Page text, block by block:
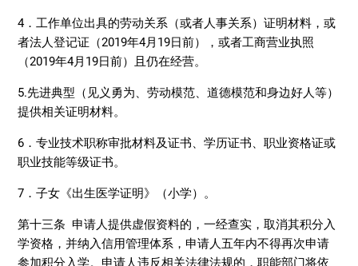
4．工作单位出具的劳动关系（或者人事关系）证明材料，或
者法人登记证（2019年4月19日前），或者工商营业执照
（2019年4月19日前）且仍在经营。
5.先进典型（见义勇为、劳动模范、道德模范和身边好人等）
提供相关证明材料。
6．专业技术职称审批材料及证书、学历证书、职业资格证或
职业技能等级证书。
7．子女《出生医学证明》（小学）。
第十三条 申请人提供虚假资料的，一经查实，取消其积分入
学资格，并纳入信用管理体系，申请人五年内不得再次申请
参加积分入学。申请人违反相关法律法规的，职能部门将依